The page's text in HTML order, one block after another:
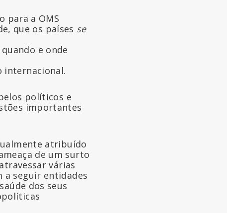
para a OMS
que os países se
e onde
internacional.
políticos e
importantes
atribuído
de um surto
várias
a seguir entidades
dos seus